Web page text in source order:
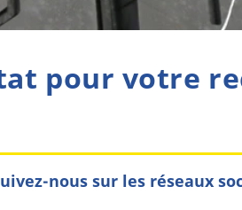
pour votre
nous sur les réseaux